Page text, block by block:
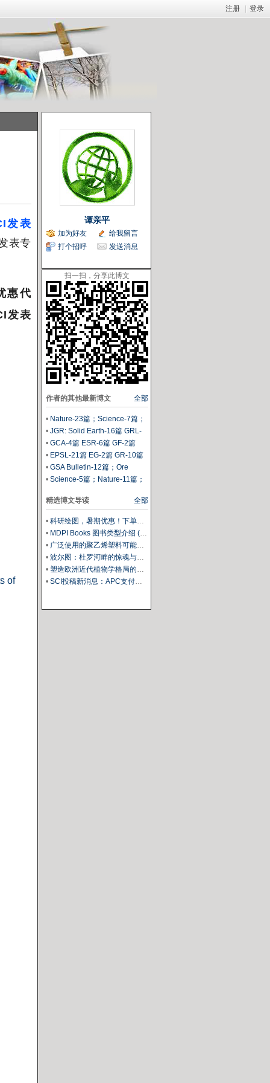
注册 登录
发表
表专
惠代
发表
of
谭亲平
加为好友
给我留言
打个招呼
发送消息
扫一扫，分享此博文
全部
作者的其他最新博文
• Nature-23篇；Science-7篇；
Science Advances-18篇；
PNAS-2篇
• JGR: Solid Earth-16篇 GRL-
47篇
• GCA-4篇 ESR-6篇 GF-2篇
• EPSL-21篇 EG-2篇 GR-10篇
• GSA Bulletin-12篇；Ore
Geology Reviews-14篇；
• Science-5篇；Nature-11篇；
PNAS-6篇
全部
精选博文导读
• 科研绘图，暑期优惠！下单立减500元
• MDPI Books 图书类型介绍 (三)：Edited Book
• 广泛使用的聚乙烯塑料可能会损害你的肝脏
• 波尔图：杜罗河畔的惊魂与治愈
• 塑造欧洲近代植物学格局的马德里皇家植物园里程碑式园长
• SCI投稿新消息：APC支付服务再升级！